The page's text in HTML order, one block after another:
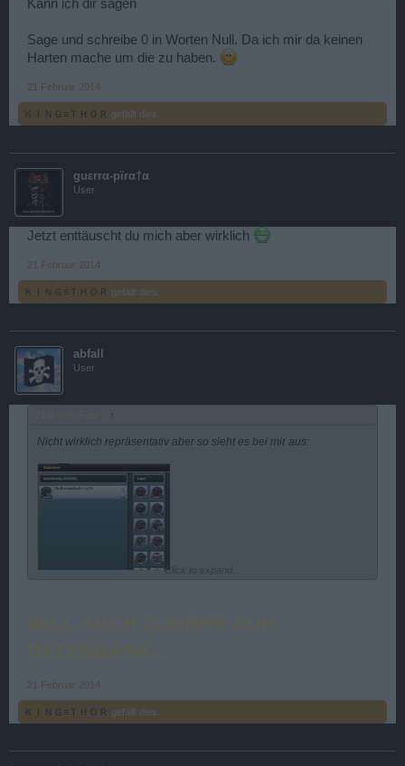
Kann ich dir sagen
Sage und schreibe 0 in Worten Null. Da ich mir da keinen
Harten mache um die zu haben.
21 Februar 2014
ＫＩＮＧ≡ＴＨＯＲ gefällt dies.
guεrrα-pïrα†α
User
Jetzt enttäuscht du mich aber wirklich
21 Februar 2014
ＫＩＮＧ≡ＴＨＯＲ gefällt dies.
abfall
User
↑
Nicht wirklich repräsentativ aber so sieht es bei mir aus:
Click to expand...
21 Februar 2014
ＫＩＮＧ≡ＴＨＯＲ gefällt dies.